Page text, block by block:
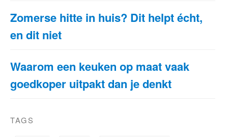
Zomerse hitte in huis? Dit helpt écht,
en dit niet
Waarom een keuken op maat vaak
goedkoper uitpakt dan je denkt
TAGS